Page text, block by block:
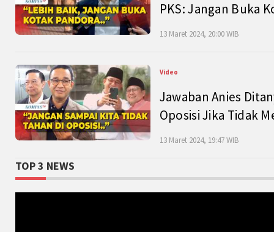
PKS: Jangan Buka
13 Maret 2024, 20:00 WIB
Video
Jawaban Anies
Oposisi Jika Tidak
13 Maret 2024, 19:47 WIB
TOP 3 NEWS